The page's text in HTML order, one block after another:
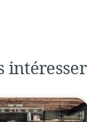
intéresser